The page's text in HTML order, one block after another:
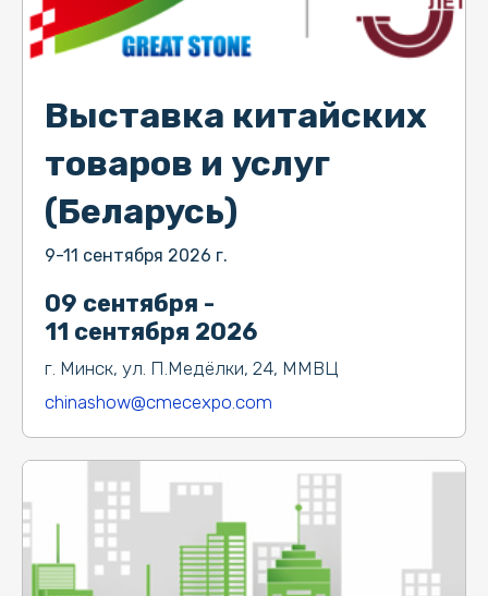
09 сентября -
11 сентября 2026
г. Минск, ул. П.Медёлки, 24, ММВЦ
chinashow@cmecexpo.com
Выставка китайских
товаров и услуг
(Беларусь)
9-11 сентября 2026 г.